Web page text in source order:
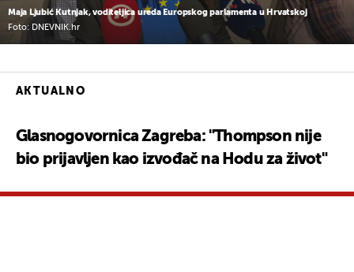
Maja Ljubić Kutnjak, voditeljica ureda Europskog parlamenta u Hrvatskoj
Foto: DNEVNIK.hr
AKTUALNO
Glasnogovornica Zagreba: "Thompson nije
bio prijavljen kao izvođač na Hodu za život"